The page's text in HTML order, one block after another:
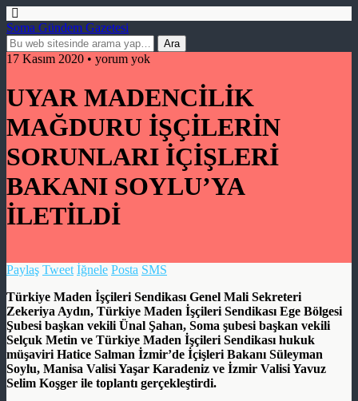
Soma Gündem Gazetesi
17 Kasım 2020 • yorum yok
UYAR MADENCİLİK
MAĞDURU İŞÇİLERİN
SORUNLARI İÇİŞLERİ
BAKANI SOYLU’YA
İLETİLDİ
Paylaş Tweet İğnele Posta SMS
Türkiye Maden İşçileri Sendikası Genel Mali Sekreteri
Zekeriya Aydın, Türkiye Maden İşçileri Sendikası Ege Bölgesi
Şubesi başkan vekili Ünal Şahan, Soma şubesi başkan vekili
Selçuk Metin ve Türkiye Maden İşçileri Sendikası hukuk
müşaviri Hatice Salman İzmir’de İçişleri Bakanı Süleyman
Soylu, Manisa Valisi Yaşar Karadeniz ve İzmir Valisi Yavuz
Selim Koşger ile toplantı gerçekleştirdi.